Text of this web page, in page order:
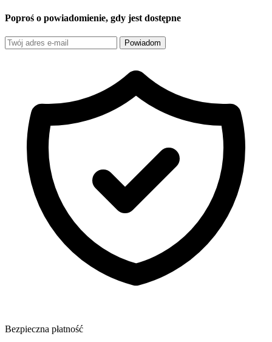
Poproś o powiadomienie, gdy jest dostępne
Powiadom
Bezpieczna płatność